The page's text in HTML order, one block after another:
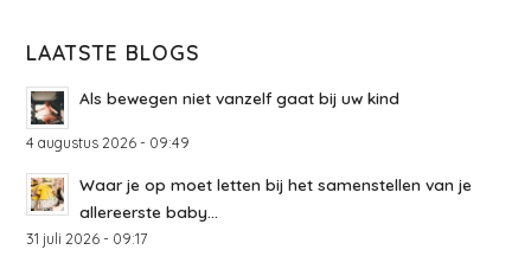
LAATSTE BLOGS
Als bewegen niet vanzelf gaat bij uw kind
4 augustus 2026 - 09:49
Waar je op moet letten bij het samenstellen van je
allereerste baby...
31 juli 2026 - 09:17